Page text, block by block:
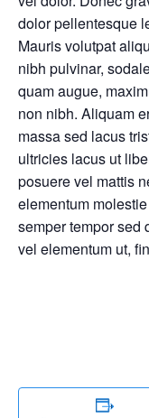
dolor pellentesque
Mauris volutpat
nibh pulvinar,
quam augue,
non nibh. Aliquam
massa sed lacus
ultricies lacus ut
posuere vel mattis
elementum
semper tempor sed
vel elementum ut,